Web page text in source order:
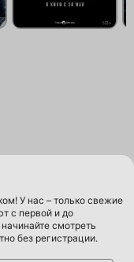
У нас – только свежие
с первой и до
смотреть
без регистрации.